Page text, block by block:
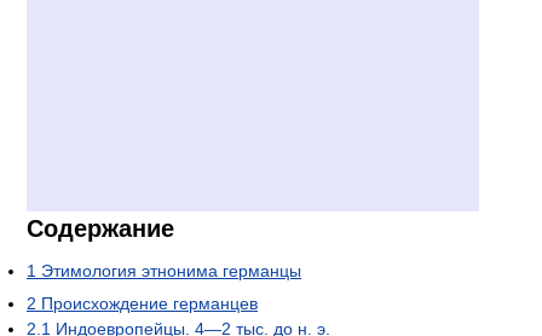
Содержание
1 Этимология этнонима германцы
2 Происхождение германцев
2.1 Индоевропейцы. 4—2 тыс. до н. э.